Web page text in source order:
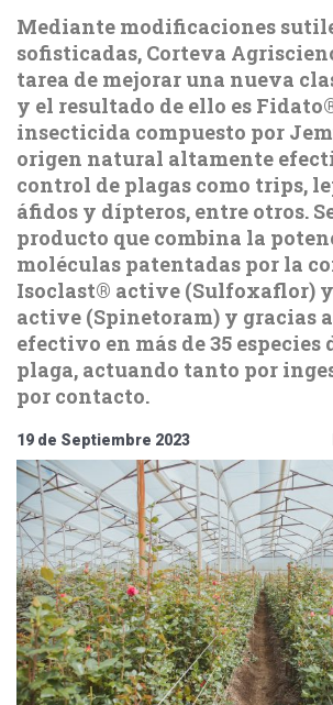
Mediante modificaciones
sofisticadas, Corteva
tarea de mejorar una nueva
y el resultado de ello es
insecticida compuesto por
origen natural altamente
control de plagas como trips,
áfidos y dípteros, entre otros.
producto que combina la
moléculas patentadas por la
Isoclast® active (Sulfoxaflor)
active (Spinetoram) y gracias
efectivo en más de 35 especies
plaga, actuando tanto por
por contacto.
19 de Septiembre 2023